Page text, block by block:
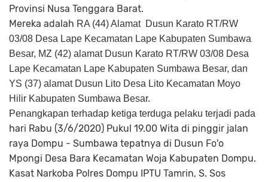
Provinsi Nusa Tenggara Barat.
Mereka adalah RA (44) Alamat Dusun Karato RT/RW
03/08 Desa Lape Kecamatan Lape Kabupaten Sumbawa
Besar, MZ (42) alamat Dusun Karato RT/RW 03/08 Desa
Lape Kecamatan Lape Kabupaten Sumbawa Besar, dan
YS (37) alamat Dusun Lito Desa Lito Kecamatan Moyo
Hilir Kabupaten Sumbawa Besar.
Penangkapan terhadap ketiga terduga pelaku terjadi pada
hari Rabu (3/6/2020) Pukul 19.00 Wita di pinggir jalan
raya Dompu - Sumbawa tepatnya di Dusun Fo'o
Mpongi Desa Bara Kecamatan Woja Kabupaten Dompu.
Kasat Narkoba Polres Dompu IPTU Tamrin, S. Sos